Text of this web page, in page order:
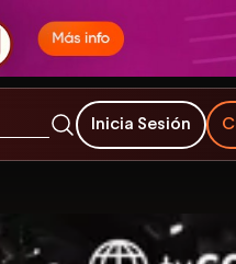
Inicia Sesión